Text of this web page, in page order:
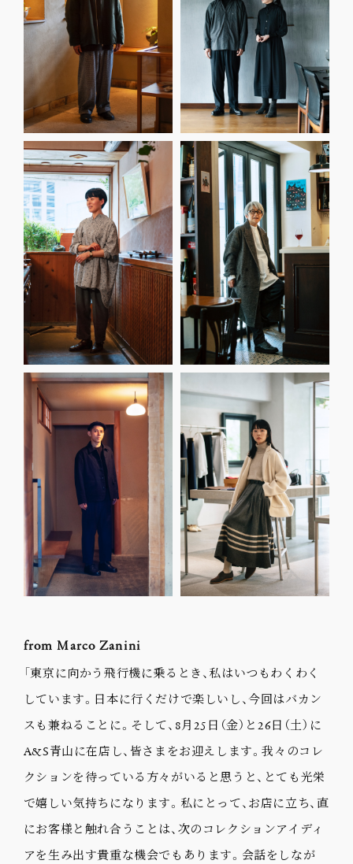
from Marco Zanini
「東京に向かう飛行機に乗るとき、私はいつもわくわく
しています。日本に行くだけで楽しいし、今回はバカン
スも兼ねることに。そして、8月25日（金）と26日（土）に
A&S青山に在店し、皆さまをお迎えします。我々のコレ
クションを待っている方々がいると思うと、とても光栄
で嬉しい気持ちになります。私にとって、お店に立ち、直
にお客様と触れ合うことは、次のコレクションアイディ
アを生み出す貴重な機会でもあります。会話をしなが